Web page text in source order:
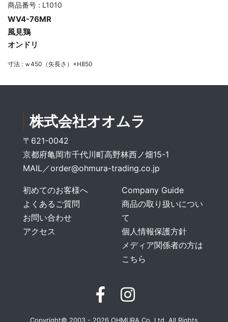
商品番号 : L1010
WV4-76MR
風見鶏
オンドリ
寸法 : ｗ450（矢長さ）×H850
株式会社オオムラ
〒621-0042
京都府亀岡市千代川町高野林西ノ畑15-1
MAIL／order@ohmura-trading.co.jp
初めてのお客様へ
よくあるご質問
お問い合わせ
アクセス
Company Guide
商品の取り扱いについ
て
個人情報保護方針
メディア関係者の方は
こちら
Copyright© 2003 - 2026 OHMURA Co.,Ltd. All Rights